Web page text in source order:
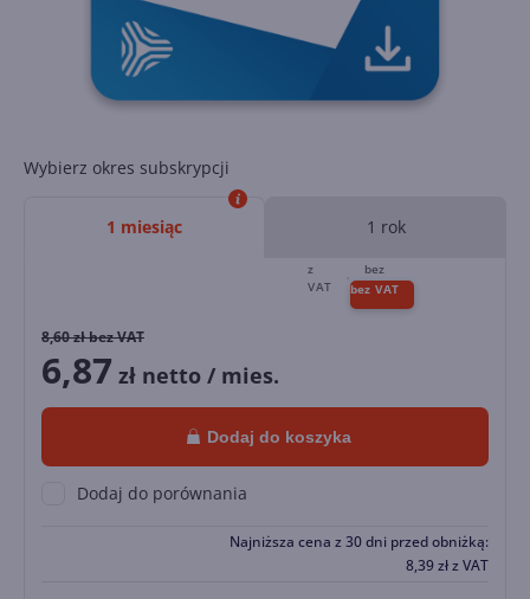
Wybierz okres subskrypcji
1 miesiąc 1 rok
8,60zł bez VAT
6,87 zł netto / mies.
Dodaj do koszyka
Dodaj do porównania
Najniższa cena z 30 dni przed obniżką:
8,39złz VAT